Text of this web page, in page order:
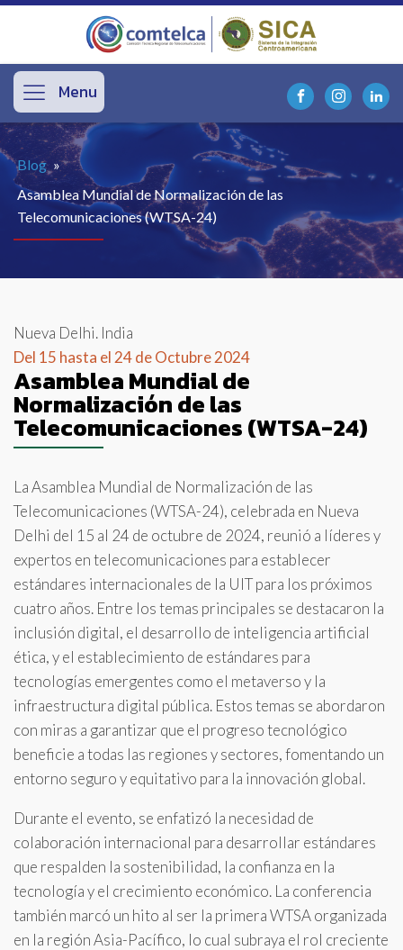
Menu
Blog »
Asamblea Mundial de Normalización de las
Telecomunicaciones (WTSA-24)
Nueva Delhi. India
Del 15 hasta el 24 de Octubre 2024
Asamblea Mundial de
Normalización de las
Telecomunicaciones (WTSA-24)
La Asamblea Mundial de Normalización de las
Telecomunicaciones (WTSA-24), celebrada en Nueva
Delhi del 15 al 24 de octubre de 2024, reunió a líderes y
expertos en telecomunicaciones para establecer
estándares internacionales de la UIT para los próximos
cuatro años. Entre los temas principales se destacaron la
inclusión digital, el desarrollo de inteligencia artificial
ética, y el establecimiento de estándares para
tecnologías emergentes como el metaverso y la
infraestructura digital pública. Estos temas se abordaron
con miras a garantizar que el progreso tecnológico
beneficie a todas las regiones y sectores, fomentando un
entorno seguro y equitativo para la innovación global.
Durante el evento, se enfatizó la necesidad de
colaboración internacional para desarrollar estándares
que respalden la sostenibilidad, la confianza en la
tecnología y el crecimiento económico. La conferencia
también marcó un hito al ser la primera WTSA organizada
en la región Asia-Pacífico, lo cual subraya el rol creciente